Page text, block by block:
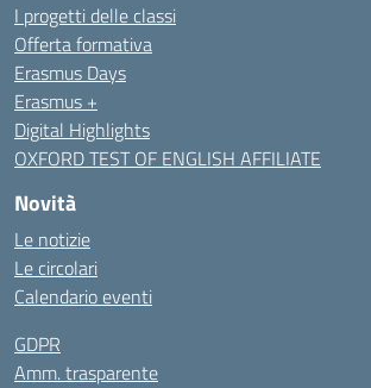
I progetti delle classi
Offerta formativa
Erasmus Days
Erasmus +
Digital Highlights
OXFORD TEST OF ENGLISH AFFILIATE
Novità
Le notizie
Le circolari
Calendario eventi
GDPR
Amm. trasparente